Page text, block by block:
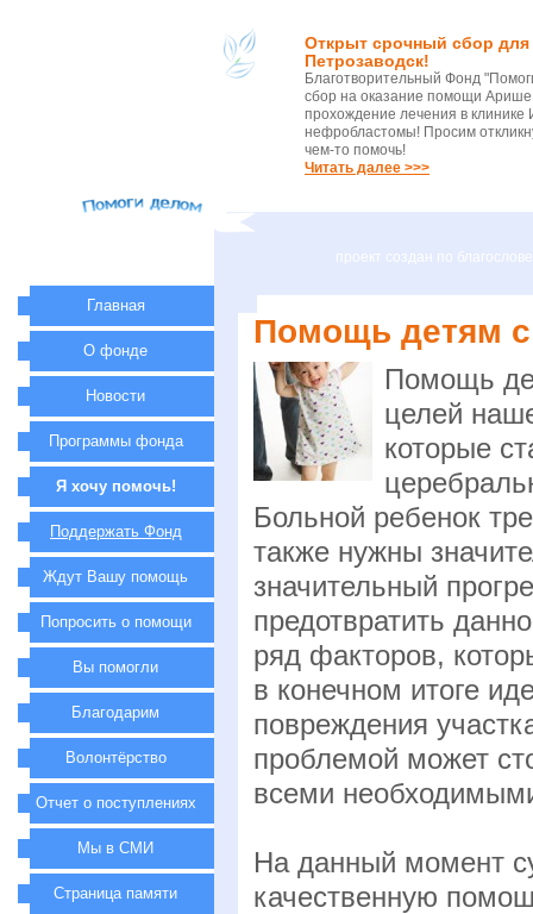
Открыт срочный сбор
Петрозаводск!
Благотворительный Фонд
сбор на оказание помощи Арише
прохождение лечения в клинике
нефробластомы! Просим
чем-то помочь!
Читать далее >>>
проект создан по
Помощь детям
Помощь
целей
которые
Больной ребенок
также нужны
значительный
предотвратить
ряд факторов,
в конечном итоге
повреждения
проблемой может
всеми
На данный момент
качественную
Главная
О фонде
Новости
Программы фонда
Я хочу помочь!
Поддержать Фонд
Ждут Вашу помощь
Попросить о помощи
Вы помогли
Благодарим
Волонтёрство
Отчет о поступлениях
Мы в СМИ
Страница памяти